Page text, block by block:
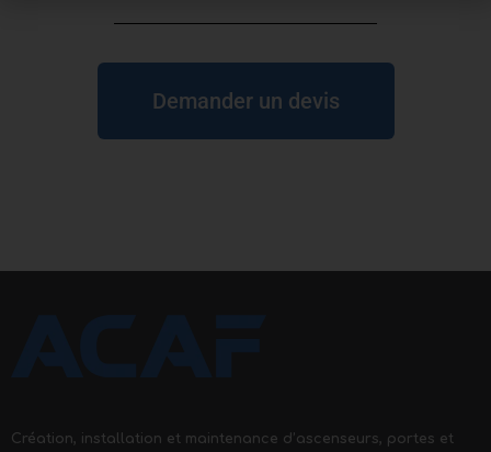
Demander un devis
Création, installation et maintenance d’ascenseurs, portes et